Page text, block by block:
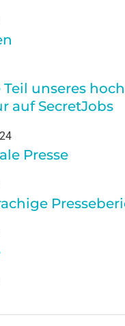
Teil unseres
auf SecretJobs
Presse